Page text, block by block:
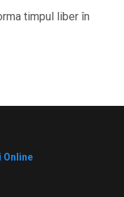
timpul liber în
Online